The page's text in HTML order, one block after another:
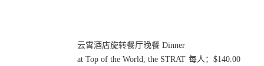
云霄酒店旋转餐厅晚餐 Dinner
at Top of the World, the STRAT 每人：$140.00